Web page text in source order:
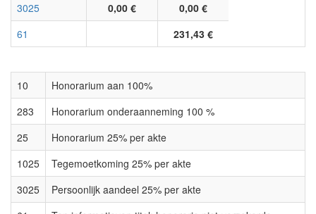
3025
0,00 €
0,00 €
61
231,43 €
10
Honorarium aan 100%
283
Honorarium onderaanneming 100 %
25
Honorarium 25% per akte
1025
Tegemoetkoming 25% per akte
3025
Persoonlijk aandeel 25% per akte